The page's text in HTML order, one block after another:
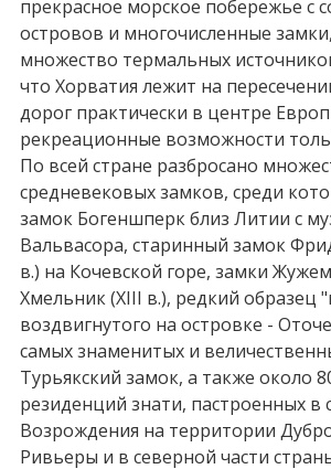
прекрасное морское побережье с
островов и многочисленные
множество термальных
что Хорватия лежит на
дорог практически в центре
рекреационные возможности
По всей стране разбросано
средневековых замков, среди
замок Богеншперк близ Литии с
Вальвасора, старинный замок
в.) на Кочевской горе, замки
Хмельник (XIII в.), редкий образец
воздвигнутого на островке -
самых знаменитых и
Турьякский замок, а также около
резиденций знати, пастроенных в
Возрождения на территории
Ривьеры и в северной части